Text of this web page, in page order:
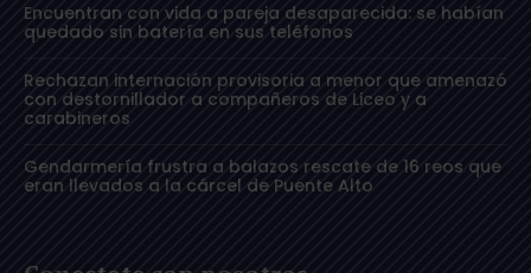
Encuentran con vida a pareja desaparecida: se habían
quedado sin batería en sus teléfonos
Rechazan internación provisoria a menor que amenazó
con destornillador a compañeros de Liceo y a
carabineros
Gendarmería frustra a balazos rescate de 16 reos que
eran llevados a la cárcel de Puente Alto